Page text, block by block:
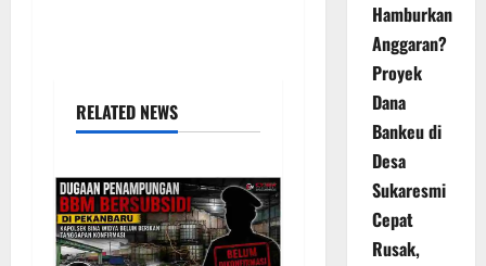
RELATED NEWS
Hamburkan
Anggaran?
Proyek
Dana
Bankeu di
Desa
Sukaresmi
Cepat
Rusak,